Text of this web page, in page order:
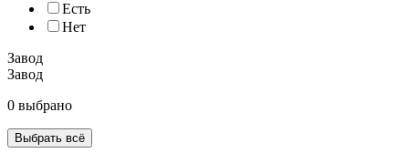
Есть
Нет
Завод
Завод
0 выбрано
Выбрать всё